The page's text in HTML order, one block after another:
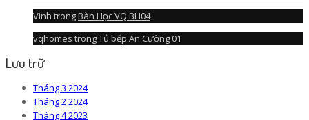
Vinh trongBàn Học VQ BH04
vqhomes trongTủ bếp An Cường 01
Lưu trữ
Tháng 3 2024
Tháng 2 2024
Tháng 4 2023